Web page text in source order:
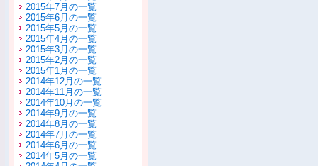
2015年7月の一覧
2015年6月の一覧
2015年5月の一覧
2015年4月の一覧
2015年3月の一覧
2015年2月の一覧
2015年1月の一覧
2014年12月の一覧
2014年11月の一覧
2014年10月の一覧
2014年9月の一覧
2014年8月の一覧
2014年7月の一覧
2014年6月の一覧
2014年5月の一覧